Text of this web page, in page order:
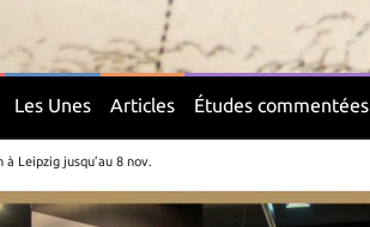
Les Unes Articles Études commentées
à Leipzig jusqu’au 8 nov.